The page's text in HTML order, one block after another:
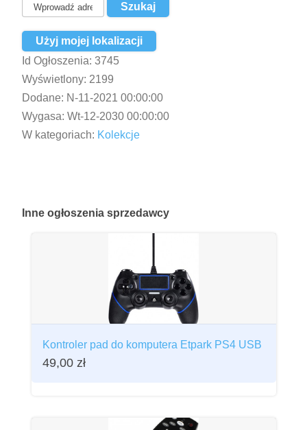
Użyj mojej lokalizacji
Id Ogłoszenia: 3745
Wyświetlony: 2199
Dodane: N-11-2021 00:00:00
Wygasa: Wt-12-2030 00:00:00
W kategoriach: Kolekcje
Inne ogłoszenia sprzedawcy
Kontroler pad do komputera Etpark PS4 USB
49,00 zł